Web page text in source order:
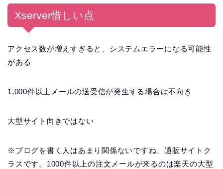
Xserver惜しい点
アクセス数が増えすぎると、システムエラーになる可能性
がある
1,000件以上メールの送受信が発生する場合は不向き
大型サイト向きではない
※ブログを書く人はあまり関係ないですね、通販サイトク
ラスです。1000件以上の注文メールが来るのは楽天の大型